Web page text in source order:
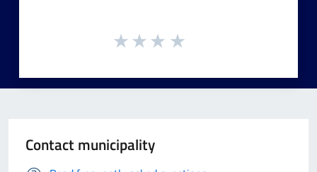
Contact municipality